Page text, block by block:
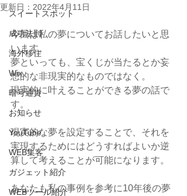
スイートスポット
成功法則
海外移住
Wix
暗号通貨
お知らせ
YouTube
WEB集客
ガジェット紹介
WEBツール紹介
更新日： 2022年4月11日
今回は私の夢についてお話したいと思
います。
夢といっても、宝くじが当たるとか妄
想的な非現実的なものではなく。
現実的に叶えることができる夢の話で
す。
現実的な夢を設定することで、それを
実現するためにはどうすればよいか逆
算して考えることが可能になります。
あなたも私の事例を参考に10年後の夢